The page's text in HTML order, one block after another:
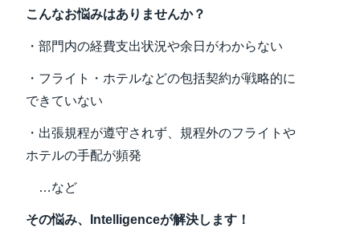
こんなお悩みはありませんか？
・部門内の経費支出状況や余日がわからない
・フライト・ホテルなどの包括契約が戦略的に
できていない
・出張規程が遵守されず、規程外のフライトや
ホテルの手配が頻発
…など
その悩み、Intelligenceが解決します！